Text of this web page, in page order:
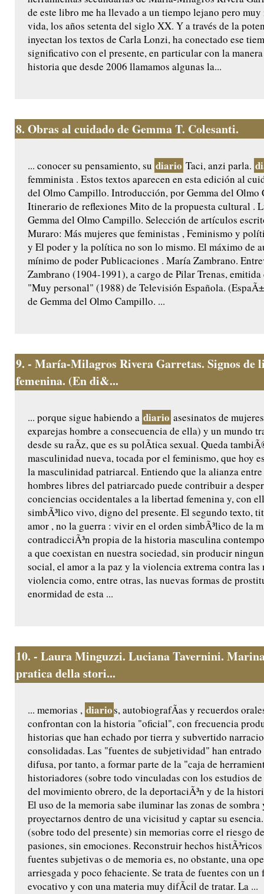
de este libro me ha llevado a un tiempo lejano pero
vida, los años setenta del siglo XX. Y a través de la
inyectan los textos de Carla Lonzi, ha conectado ese
significativo con el presente, en particular con la
historia que desde 2006 llamamos algunas la...
8. Obras al cuidado de Gemma T. Colesanti.
... conocer su pensamiento, su diario Taci, anzi parla.
femminista . Estos textos aparecen en esta edición al
del Olmo Campillo. Introducción, por Gemma del Olmo
Itinerario de reflexiones Mito de la propuesta cultural .
Gemma del Olmo Campillo. Selección de artículos
Muraro: Más mujeres que feministas , Feminismo y
y El poder y la política no son lo mismo. El máximo de
mínimo de poder Publicaciones . María Zambrano.
Zambrano (1904-1991), a cargo de Pilar Trenas,
"Muy personal" (1988) de Televisión Española.
de Gemma del Olmo Campillo. ...
9. - María-Milagros Rivera Garretas. Signos de
femenina. (En di&...
... porque sigue habiendo a diario asesinatos de
exparejas hombre a consecuencia de ella) y un mundo
desde su raÃ­z, que es su polÃ­tica sexual. Queda
masculinidad nueva, tocada por el feminismo, que hoy
la masculinidad patriarcal. Entiendo que la alianza
hombres libres del patriarcado puede contribuir a
conciencias occidentales a la libertad femenina y, con
simbÃ³lico vivo, digno del presente. El segundo texto,
amor , no la guerra : vivir en el orden simbÃ³lico de la
contradicciÃ³n propia de la historia masculina
a que coexistan en nuestra sociedad, sin producir
social, el amor a la paz y la violencia extrema contra las
violencia como, entre otras, las nuevas formas de
enormidad de esta ...
10. - Laura Minguzzi. Luciana Tavernini.
pratica della stori...
... memorias , diarios, autobiografÃ­as y recuerdos
confrontan con la historia "oficial", con frecuencia
historias que han echado por tierra y subvertido
consolidadas. Las "fuentes de subjetividad" han entrado
difusa, por tanto, a formar parte de la "caja de
historiadores (sobre todo vinculadas con los estudios
del movimiento obrero, de la deportaciÃ³n y de la
El uso de la memoria sabe iluminar las zonas de sombra
proyectarnos dentro de una vicisitud y captar su
(sobre todo del presente) sin memorias corre el riesgo
pasiones, sin emociones. Reconstruir hechos
fuentes subjetivas o de memoria es, no obstante, una
arriesgada y poco fehaciente. Se trata de fuentes con un
evocativo y con una materia muy difÃ­cil de tratar. La ...